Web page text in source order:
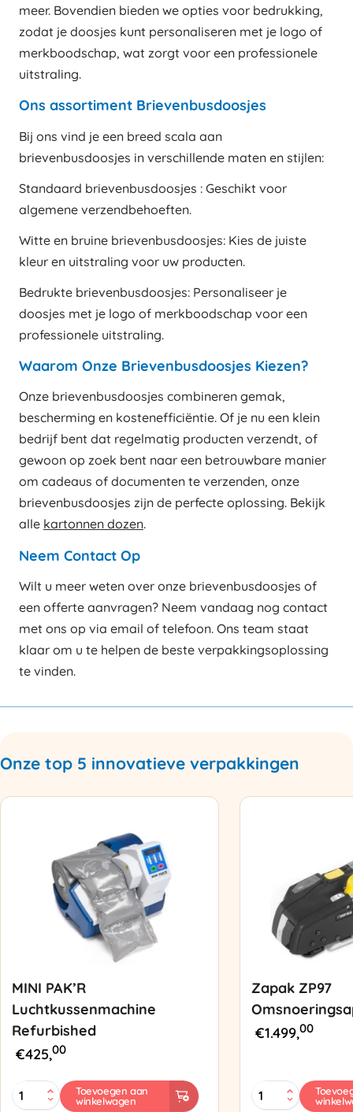
meer. Bovendien bieden we opties voor bedrukking,
zodat je doosjes kunt personaliseren met je logo of
merkboodschap, wat zorgt voor een professionele
uitstraling.
Ons assortiment Brievenbusdoosjes
Bij ons vind je een breed scala aan
brievenbusdoosjes in verschillende maten en stijlen:
Standaard brievenbusdoosjes : Geschikt voor
algemene verzendbehoeften.
Witte en bruine brievenbusdoosjes: Kies de juiste
kleur en uitstraling voor uw producten.
Bedrukte brievenbusdoosjes: Personaliseer je
doosjes met je logo of merkboodschap voor een
professionele uitstraling.
Waarom Onze Brievenbusdoosjes Kiezen?
Onze brievenbusdoosjes combineren gemak,
bescherming en kostenefficiëntie. Of je nu een klein
bedrijf bent dat regelmatig producten verzendt, of
gewoon op zoek bent naar een betrouwbare manier
om cadeaus of documenten te verzenden, onze
brievenbusdoosjes zijn de perfecte oplossing. Bekijk
alle kartonnen dozen.
Neem Contact Op
Wilt u meer weten over onze brievenbusdoosjes of
een offerte aanvragen? Neem vandaag nog contact
met ons op via email of telefoon. Ons team staat
klaar om u te helpen de beste verpakkingsoplossing
te vinden.
Onze top 5 innovatieve verpakkingen
MINI PAK’R
Luchtkussenmachine
Refurbished
€425,00
MINI
PAK'R
Toevoegen aan
winkelwagen
Zapak ZP97
€1.499,00
Zapak
ZP97